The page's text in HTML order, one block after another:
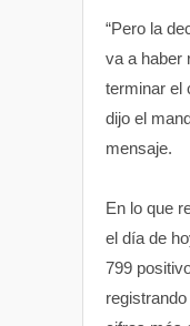
“Pero la
va a haber
terminar el
dijo el
mensaje.
En lo que
el día de
799